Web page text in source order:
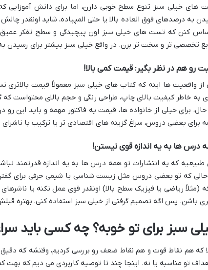
های خیلی سبز تنوع سطح خوبی دارن، اما برای دانش
به درصدهای فوق العاده بالا یا حتی المپیاده، شاید اونقدر
تخصصی تر و سخت تر برن. در واقع خیلی سبز بیشتر برای رسیدن
رو هم در نظر بگیر: قیمت کمی بالا!
از واقعیت ها اینه که کتاب های خیلی سبز معمولاً قیمت
به خاطر کیفیت بالای چاپ، طراحی رنگی و حجم بالای محتواست
برای خیلی از خانواده ها، قیمت یه فاکتور مهمه و باید این
برای بعضی دروس، سراغ گزینه های اقتصادی تر یا ترکیب با
درس ها به یه اندازه قوی نیستن!
طبیعیه که یه انتشارات تو همه درس ها به یه اندازه قدرتمند
که تو بعضی دروس مثل زیست شناسی یا شیمی حرفی برای
(مثلاً ریاضی یا فیزیک سطح بالا) اونقدر قوی عمل نکنه یا
باشن. پس اگه تصمیم گرفتی از خیلی سبز استفاده کنی، بهتره
سبز برای تو خوبه؟ چه کسی باید
که هم نقاط قوت و هم نقاط ضعف رو بررسی کردیم، وقتشه که دقیق
تو مناسبه یا نه. اینجا چند تا توصیه کاربردی می دیم که